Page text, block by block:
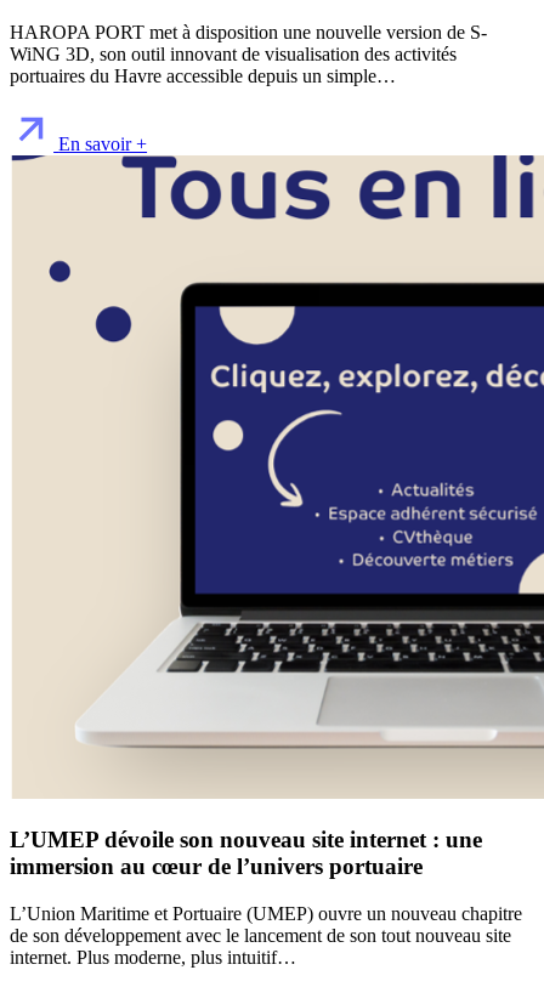
HAROPA PORT met à disposition une nouvelle version de S-
WiNG 3D, son outil innovant de visualisation des activités
portuaires du Havre accessible depuis un simple…
En savoir +
L’UMEP dévoile son nouveau site internet : une
immersion au cœur de l’univers portuaire
L’Union Maritime et Portuaire (UMEP) ouvre un nouveau chapitre
de son développement avec le lancement de son tout nouveau site
internet. Plus moderne, plus intuitif…